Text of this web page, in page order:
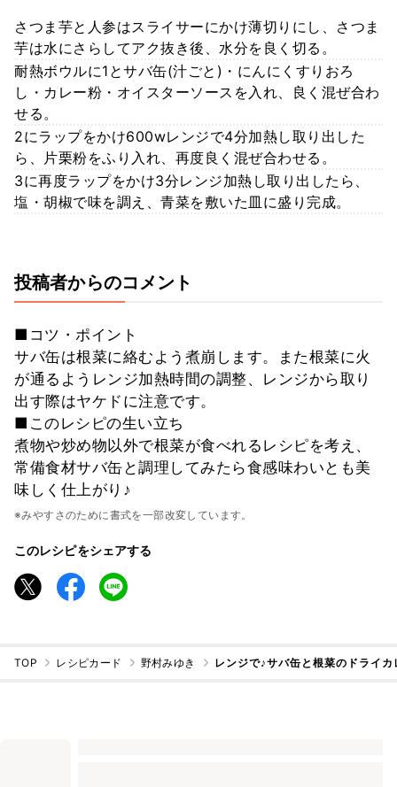
さつま芋と人参はスライサーにかけ薄切りにし、さつま
芋は水にさらしてアク抜き後、水分を良く切る。
耐熱ボウルに1とサバ缶(汁ごと)・にんにくすりおろ
し・カレー粉・オイスターソースを入れ、良く混ぜ合わ
せる。
2にラップをかけ600wレンジで4分加熱し取り出した
ら、片栗粉をふり入れ、再度良く混ぜ合わせる。
3に再度ラップをかけ3分レンジ加熱し取り出したら、
塩・胡椒で味を調え、青菜を敷いた皿に盛り完成。
投稿者からのコメント
■コツ・ポイント
サバ缶は根菜に絡むよう煮崩します。また根菜に火
が通るようレンジ加熱時間の調整、レンジから取り
出す際はヤケドに注意です。
■このレシピの生い立ち
煮物や炒め物以外で根菜が食べれるレシピを考え、
常備食材サバ缶と調理してみたら食感味わいとも美
味しく仕上がり♪
※みやすさのために書式を一部改変しています。
このレシピをシェアする
TOP レシピカード 野村みゆき レンジで♪サバ缶と根菜のドライカ